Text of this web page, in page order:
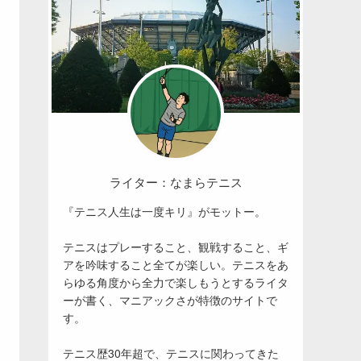
ライター：なまらテニス
『テニス人生は一度キリ』がモットー。
テニスはプレーすること、観戦すること、ギ
アを吟味すること全てが楽しい。テニスをあ
らゆる角度から全力で楽しもうとするライタ
ーが書く、マニアックさが特徴のサイトで
す。
テニス歴30年超で、テニスに関わってきた